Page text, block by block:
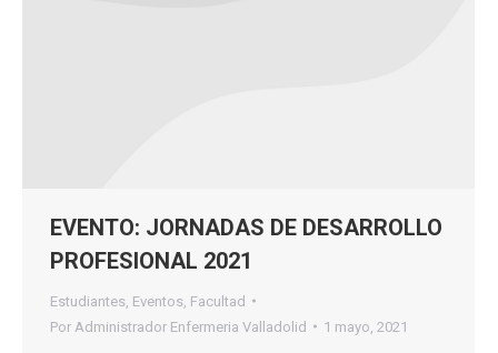
EVENTO: JORNADAS DE DESARROLLO
PROFESIONAL 2021
Estudiantes Eventos Facultad
Por Administrador Enfermeria Valladolid 1 mayo, 2021